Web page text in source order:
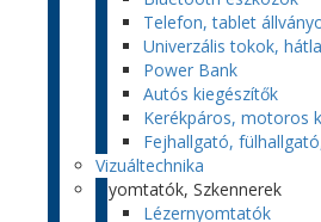
Telefon, tablet
Univerzális tokok,
Power Bank
Autós kiegészítők
Kerékpáros, motoros
Fejhallgató,
Vizuáltechnika
Nyomtatók, Szkennerek
Lézernyomtatók